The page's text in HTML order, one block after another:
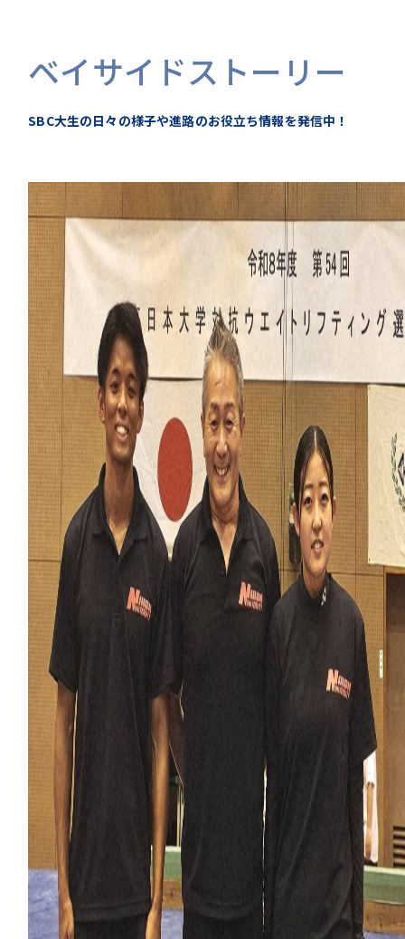
ベイサイドストーリー
SBC大生の日々の様子や進路のお役立ち情報を発信中！